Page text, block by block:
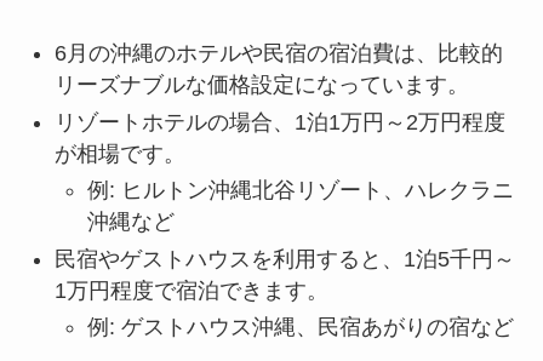
6月の沖縄のホテルや民宿の宿泊費は、比較的
リーズナブルな価格設定になっています。
リゾートホテルの場合、1泊1万円～2万円程度
が相場です。
例: ヒルトン沖縄北谷リゾート、ハレクラニ
沖縄など
民宿やゲストハウスを利用すると、1泊5千円～
1万円程度で宿泊できます。
例: ゲストハウス沖縄、民宿あがりの宿など